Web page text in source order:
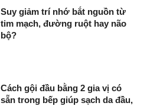
Suy giảm trí nhớ bắt nguồn từ
tim mạch, đường ruột hay não
bộ?
Cách gội đầu bằng 2 gia vị có
sẵn trong bếp giúp sạch da đầu,